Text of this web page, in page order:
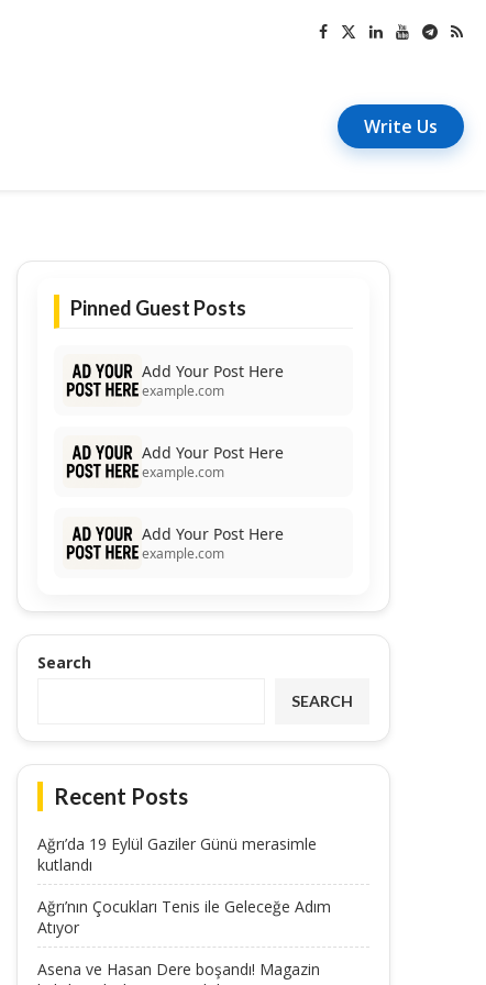
Write Us
Pinned Guest Posts
Add Your Post Here
example.com
Add Your Post Here
example.com
Add Your Post Here
example.com
Search
SEARCH
Recent Posts
Ağrı’da 19 Eylül Gaziler Günü merasimle
kutlandı
Ağrı’nın Çocukları Tenis ile Geleceğe Adım
Atıyor
Asena ve Hasan Dere boşandı! Magazin